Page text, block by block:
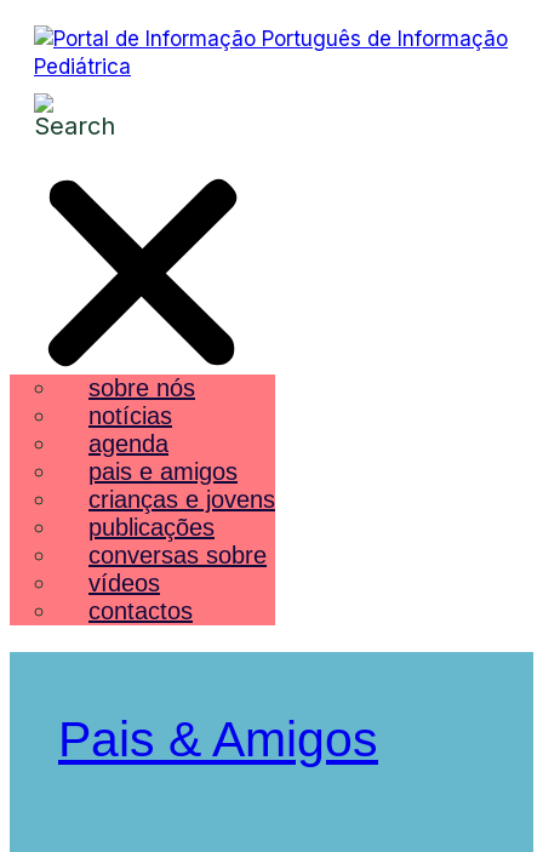
sobre nós
notícias
agenda
pais e amigos
crianças e jovens
publicações
conversas sobre
vídeos
contactos
Pais & Amigos